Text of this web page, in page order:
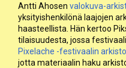
Antti Ahosen valokuva-
yksityishenkilönä laajojen
haasteellista. Hän kertoo
tilaisuudesta, jossa
Pixelache -festivaalin
jotta materiaalin haku